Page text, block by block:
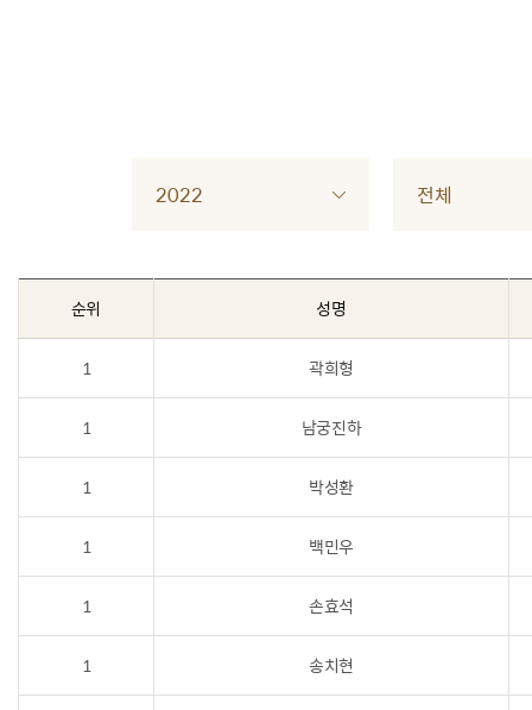
2022 전체
순위 성명
1 곽희형
1 남궁진하
1 박성환
1 백민우
1 손효석
1 송치현